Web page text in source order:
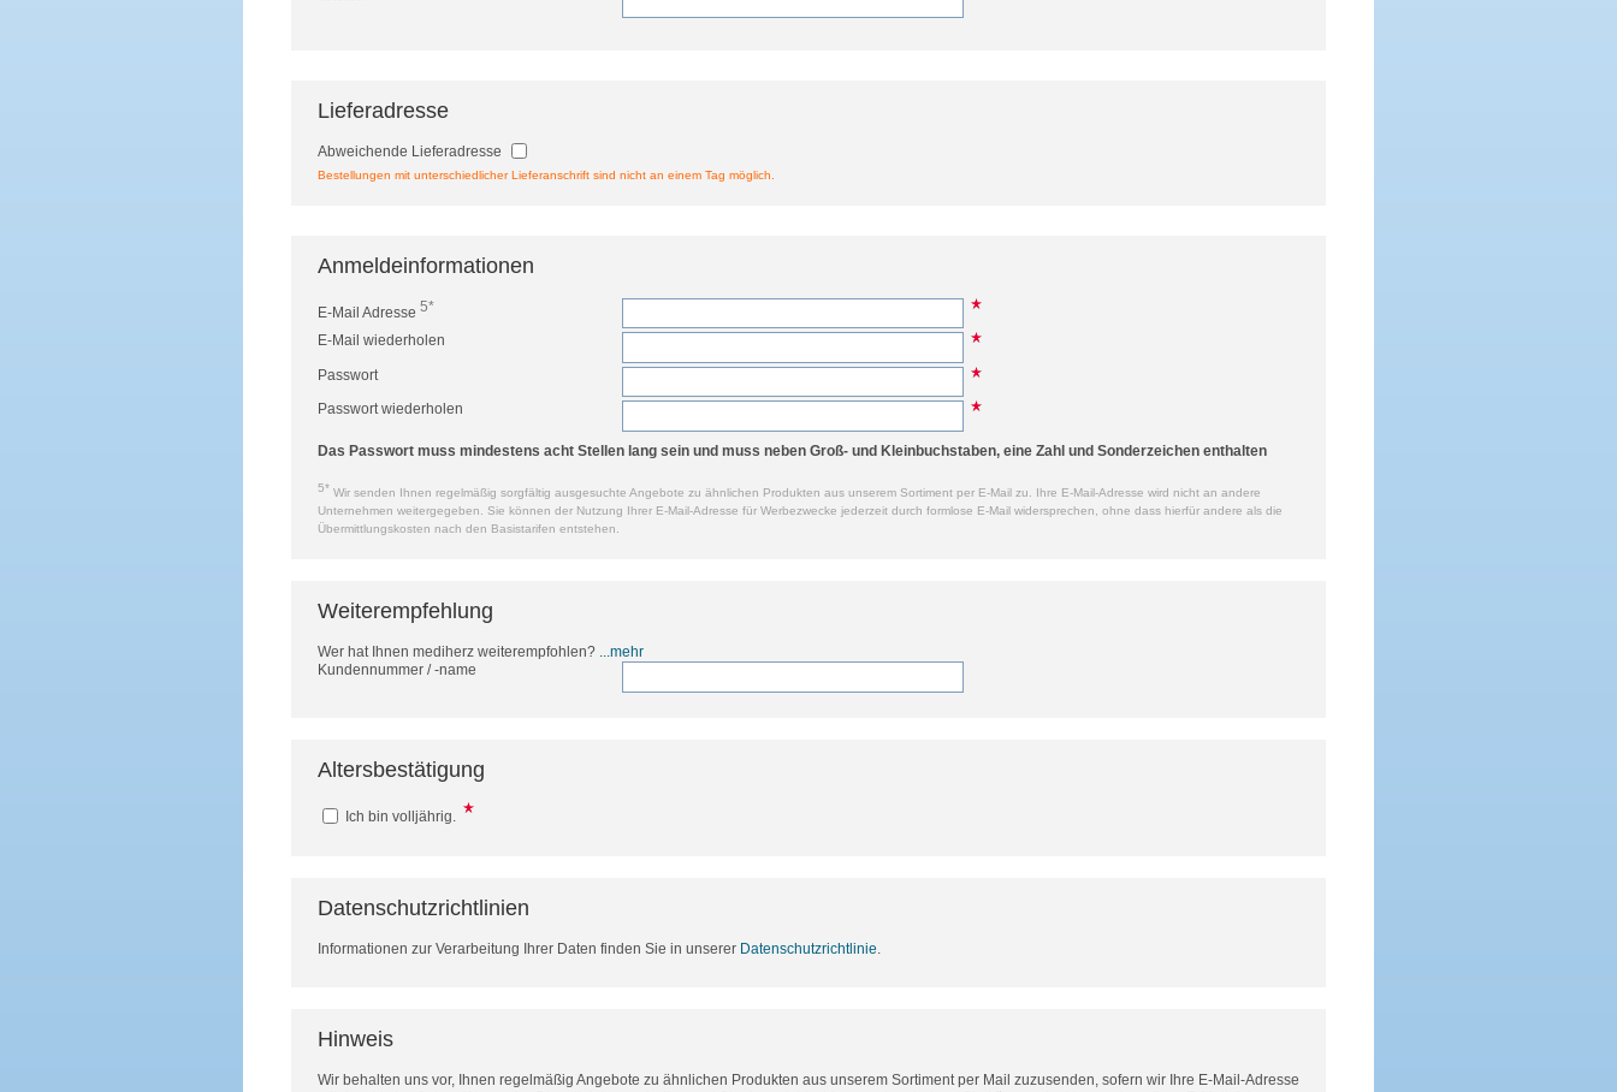
Lieferadresse
Abweichende Lieferadresse
Bestellungen mit unterschiedlicher Lieferanschrift sind nicht an einem Tag möglich.
Anmeldeinformationen
E-Mail Adresse 5*
E-Mail wiederholen
Passwort
Passwort wiederholen
Das Passwort muss mindestens acht Stellen lang sein und muss neben Groß- und Kleinbuchstaben, eine Zahl und Sonderzeichen enthalten
5* Wir senden Ihnen regelmäßig sorgfältig ausgesuchte Angebote zu ähnlichen Produkten aus unserem Sortiment per E-Mail zu. Ihre E-Mail-Adresse wird nicht an andere
Unternehmen weitergegeben. Sie können der Nutzung Ihrer E-Mail-Adresse für Werbezwecke jederzeit durch formlose E-Mail widersprechen, ohne dass hierfür andere als die
Übermittlungskosten nach den Basistarifen entstehen.
Weiterempfehlung
Wer hat Ihnen mediherz weiterempfohlen? ...mehr
Kundennummer / -name
Altersbestätigung
Ich bin volljährig.
Datenschutzrichtlinien
Informationen zur Verarbeitung Ihrer Daten finden Sie in unserer Datenschutzrichtlinie
Hinweis
Wir behalten uns vor, Ihnen regelmäßig Angebote zu ähnlichen Produkten aus unserem Sortiment per Mail zuzusenden, sofern wir Ihre E-Mail-Adresse